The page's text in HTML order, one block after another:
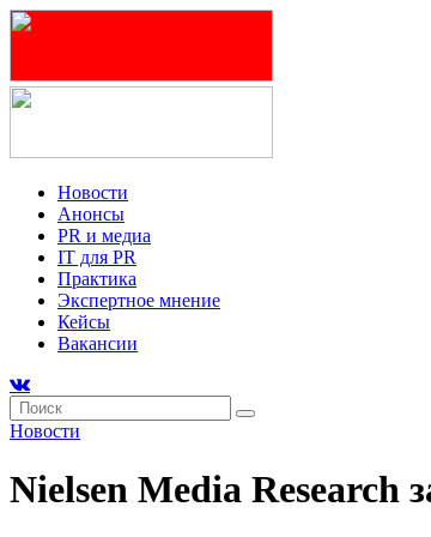
Новости
Анонсы
PR и медиа
IT для PR
Практика
Экспертное мнение
Кейсы
Вакансии
Новости
Nielsen Media Research